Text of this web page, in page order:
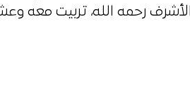
رحمه الله، تربيت معه